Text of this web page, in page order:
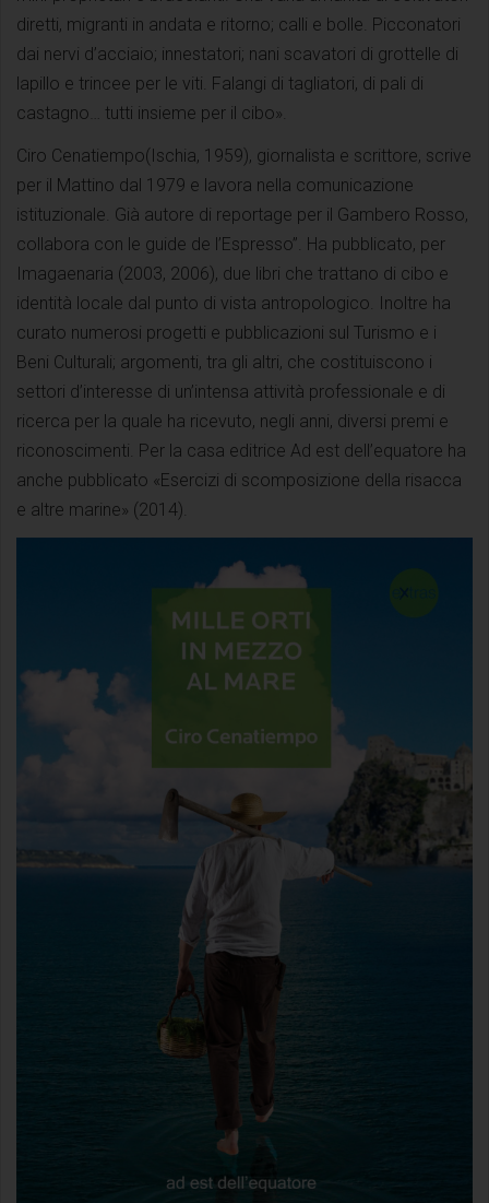
diretti, migranti in andata e ritorno; calli e bolle. Picconatori
dai nervi d’acciaio; innestatori; nani scavatori di grottelle di
lapillo e trincee per le viti. Falangi di tagliatori, di pali di
castagno… tutti insieme per il cibo».
Ciro Cenatiempo(Ischia, 1959), giornalista e scrittore, scrive
per il Mattino dal 1979 e lavora nella comunicazione
istituzionale. Già autore di reportage per il Gambero Rosso,
collabora con le guide de l’Espresso”. Ha pubblicato, per
Imagaenaria (2003, 2006), due libri che trattano di cibo e
identità locale dal punto di vista antropologico. Inoltre ha
curato numerosi progetti e pubblicazioni sul Turismo e i
Beni Culturali; argomenti, tra gli altri, che costituiscono i
settori d’interesse di un’intensa attività professionale e di
ricerca per la quale ha ricevuto, negli anni, diversi premi e
riconoscimenti. Per la casa editrice Ad est dell’equatore ha
anche pubblicato «Esercizi di scomposizione della risacca
e altre marine» (2014).